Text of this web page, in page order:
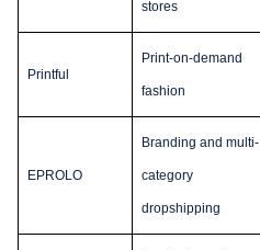
stores
Printful
Print-on-demand
fashion
EPROLO
Branding and multi-
category
dropshipping